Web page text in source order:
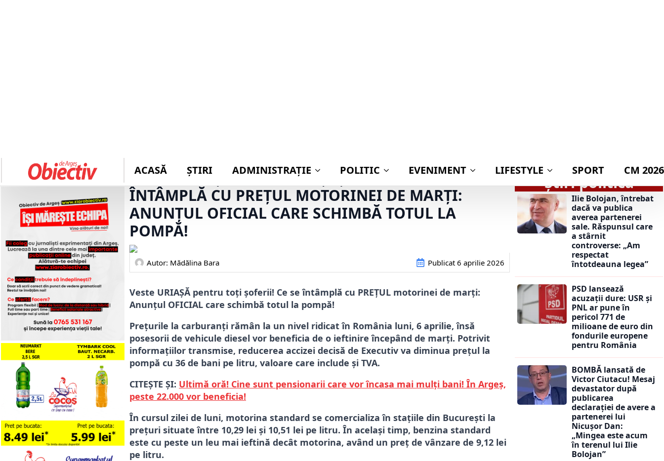
VESTE URIAȘĂ PENTRU TOȚI ȘOFERII! CE SE
ÎNTÂMPLĂ CU PREȚUL MOTORINEI DE MARȚI:
ANUNȚUL OFICIAL CARE SCHIMBĂ TOTUL LA
POMPĂ!
Autor: Mădălina Bara Publicat 6 aprilie 2026
Veste URIAȘĂ pentru toți șoferii! Ce se întâmplă cu PREȚUL motorinei de marți:
Anunțul OFICIAL care schimbă totul la pompă!
Prețurile la carburanți rămân la un nivel ridicat în România luni, 6 aprilie, însă
posesorii de vehicule diesel vor beneficia de o ieftinire începând de marți. Potrivit
informațiilor transmise, reducerea accizei decisă de Executiv va diminua prețul la
pompă cu 36 de bani pe litru, valoare care include și TVA.
CITEȘTE ȘI: Ultimă oră! Cine sunt pensionarii care vor încasa mai mulți bani! În Argeș,
peste 22.000 vor beneficia!
În cursul zilei de luni, motorina standard se comercializa în stațiile din București la
prețuri situate între 10,29 lei și 10,51 lei pe litru. În același timp, benzina standard
este cu peste un leu mai ieftină decât motorina, având un preț de vânzare de 9,12 lei
pe litru.
Știri politică
Ilie Bolojan, întrebat
dacă va publica
averea partenerei
sale. Răspunsul care
a stârnit
controverse: „Am
respectat
întotdeauna legea”
PSD lansează
acuzații dure: USR și
PNL ar pune în
pericol 771 de
milioane de euro din
fondurile europene
pentru România
BOMBĂ lansată de
Victor Ciutacu! Mesaj
devastator după
publicarea
declarației de avere a
partenerei lui
Nicușor Dan:
„Mingea este acum
în terenul lui Ilie
Bolojan”